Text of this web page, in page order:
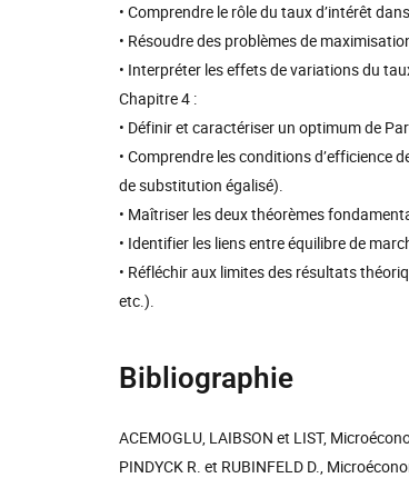
• Comprendre le rôle du taux d’intérêt
• Résoudre des problèmes de
• Interpréter les effets de variations du
Chapitre 4 :
• Définir et caractériser un optimum de
• Comprendre les conditions d’efficience
de substitution égalisé).
• Maîtriser les deux théorèmes
• Identifier les liens entre équilibre de
• Réfléchir aux limites des résultats
etc.).
Bibliographie
ACEMOGLU, LAIBSON et LIST,
PINDYCK R. et RUBINFELD D.,